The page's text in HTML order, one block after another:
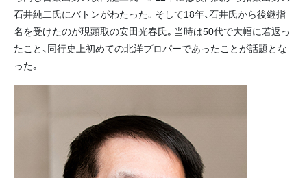
石井純二氏にバトンがわたった。そして18年、石井氏から後継指
名を受けたのが現頭取の安田光春氏。当時は50代で大幅に若返っ
たこと、同行史上初めての北洋プロパーであったことが話題とな
った。